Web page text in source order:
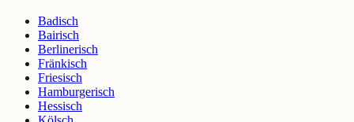
Badisch
Bairisch
Berlinerisch
Fränkisch
Friesisch
Hamburgerisch
Hessisch